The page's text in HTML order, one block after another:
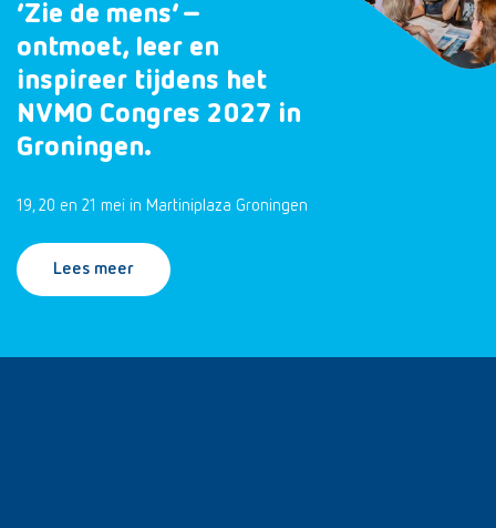
‘Zie de mens’ –
ontmoet, leer en
inspireer tijdens het
NVMO Congres 2027 in
Groningen.
19, 20 en 21 mei in Martiniplaza Groningen
Lees meer